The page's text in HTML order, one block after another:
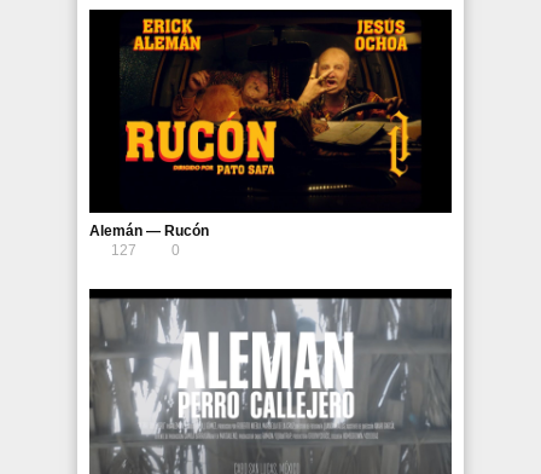
Alemán — Rucón
127
0